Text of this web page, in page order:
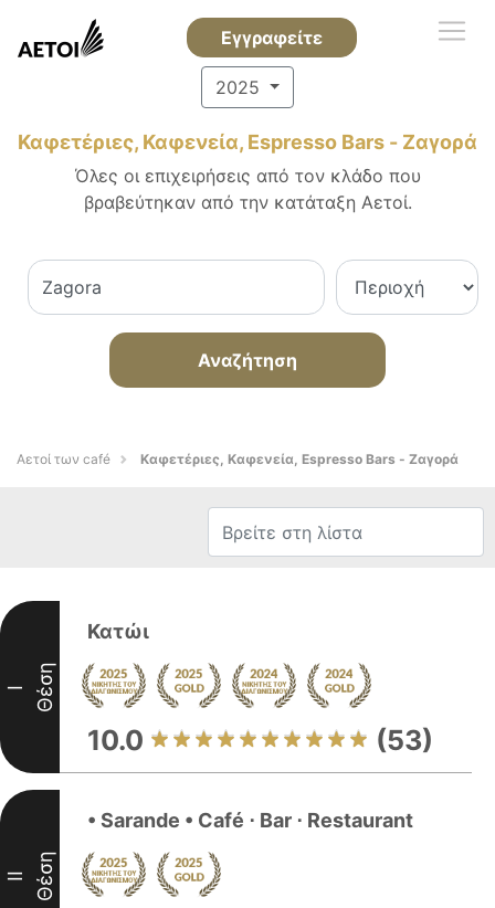
Εγγραφείτε
2025
Καφετέριες, Καφενεία, Espresso Bars - Ζαγορά
Όλες οι επιχειρήσεις από τον κλάδο που
βραβεύτηκαν από την κατάταξη Αετοί.
Αναζήτηση
Αετοί των café Καφετέριες, Καφενεία, Espresso Bars - Ζαγορά
I Θέση
Κατώι
10.0 (53)
II Θέση
• Sarande • Café ⋅ Bar ⋅ Restaurant